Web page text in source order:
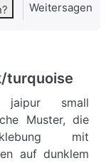
Weitersagen
turquoise
jaipur small
Muster, die
mit
auf dunklem